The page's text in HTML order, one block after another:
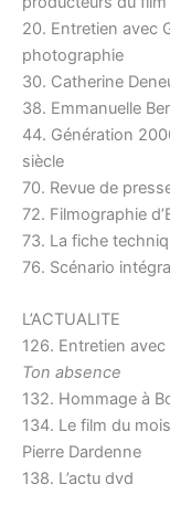
20. Entretien avec
photographie
30. Catherine
38. Emmanuelle
44. Génération
siècle
70. Revue de
72. Filmographie
73. La fiche
76. Scénario
L’ACTUALITE
126. Entretien
Ton absence
132. Hommage à
134. Le film du
Pierre Dardenne
138. L’actu dvd